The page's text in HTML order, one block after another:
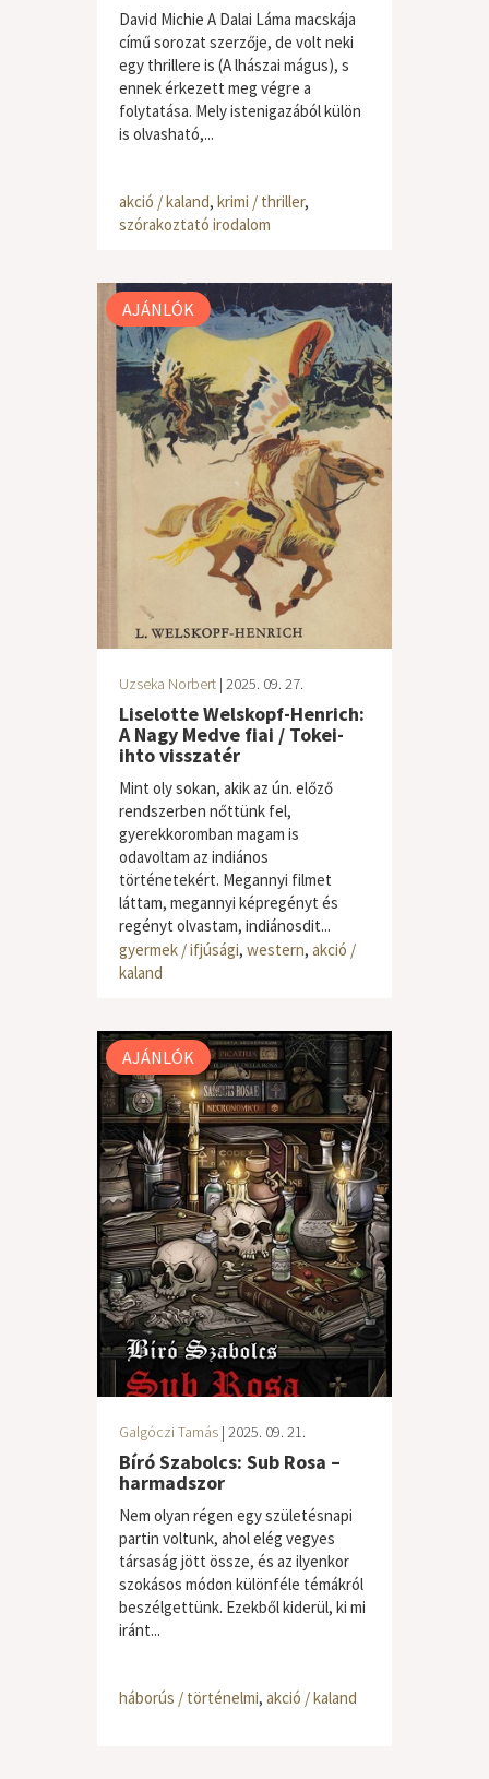
David Michie A Dalai Láma macskája
című sorozat szerzője, de volt neki
egy thrillere is (A lhászai mágus), s
ennek érkezett meg végre a
folytatása. Mely istenigazából külön
is olvasható,...
akció / kaland, krimi / thriller,
szórakoztató irodalom
AJÁNLÓK
Uzseka Norbert | 2025. 09. 27.
Liselotte Welskopf-Henrich:
A Nagy Medve fiai / Tokei-
ihto visszatér
Mint oly sokan, akik az ún. előző
rendszerben nőttünk fel,
gyerekkoromban magam is
odavoltam az indiános
történetekért. Megannyi filmet
láttam, megannyi képregényt és
regényt olvastam, indiánosdit...
gyermek / ifjúsági, western, akció /
kaland
AJÁNLÓK
Galgóczi Tamás | 2025. 09. 21.
Bíró Szabolcs: Sub Rosa –
harmadszor
Nem olyan régen egy születésnapi
partin voltunk, ahol elég vegyes
társaság jött össze, és az ilyenkor
szokásos módon különféle témákról
beszélgettünk. Ezekből kiderül, ki mi
iránt...
háborús / történelmi, akció / kaland